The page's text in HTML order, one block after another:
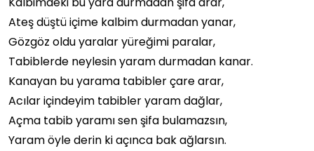
Ateş düştü içime kalbim durmadan yanar,
Gözgöz oldu yaralar yüreğimi paralar,
Tabiblerde neylesin yaram durmadan kanar.
Kanayan bu yarama tabibler çare arar,
Acılar içindeyim tabibler yaram dağlar,
Açma tabib yaramı sen şifa bulamazsın,
Yaram öyle derin ki açınca bak ağlarsın.